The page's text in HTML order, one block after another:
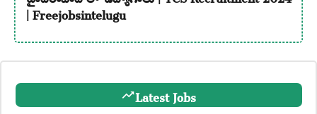
| Freejobsintelugu
Latest Jobs